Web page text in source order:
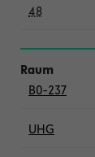
48
B0-237
UHG